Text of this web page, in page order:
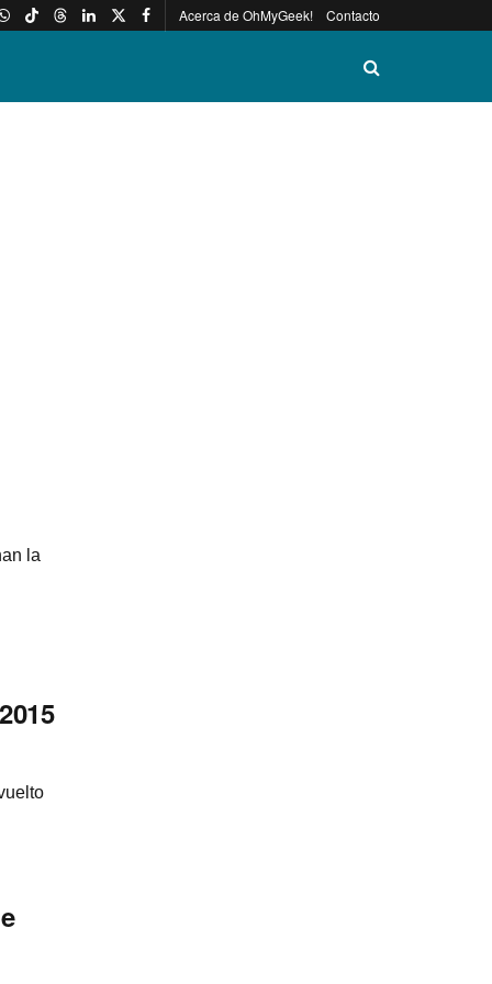
Acerca de OhMyGeek! Contacto
la